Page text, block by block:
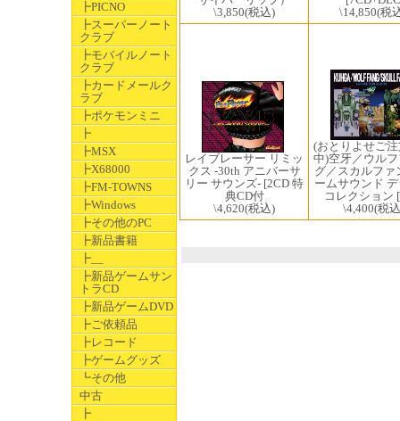
┣PICNO
┣スーパーノート
クラブ
┣モバイルノート
クラブ
┣カードメールク
ラブ
┣ポケモンミニ
┣
┣MSX
┣X68000
┣FM-TOWNS
┣Windows
┣その他のPC
┣新品書籍
┣__
┣新品ゲームサン
トラCD
┣新品ゲームDVD
┣ご依頼品
┣レコード
┣ゲームグッズ
┗その他
中古
┣
\3,850(税込)
\14,850(税
レイブレーサー リミッ
クス -30th アニバーサ
リー サウンズ- [2CD 特
典CD付
\4,620(税込)
(おとりよせご
中)空牙／ウル
グ／スカルファ
ームサウンド
コレクション
\4,400(税